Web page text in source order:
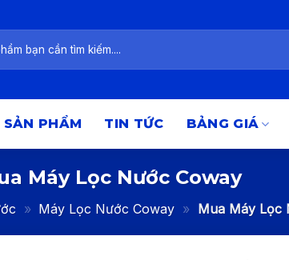
SẢN PHẨM TIN TỨC BẢNG GIÁ
Máy Lọc Nước Coway
» Máy Lọc Nước Coway » Mua Máy Lọc